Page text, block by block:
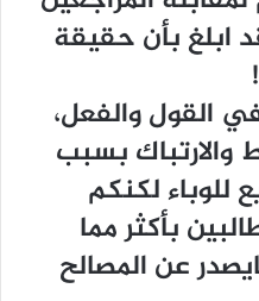
ابلغ بأن حقيقة
القول والفعل،
بسبب
للوباء لكنكم
بأكثر مما
عن المصالح